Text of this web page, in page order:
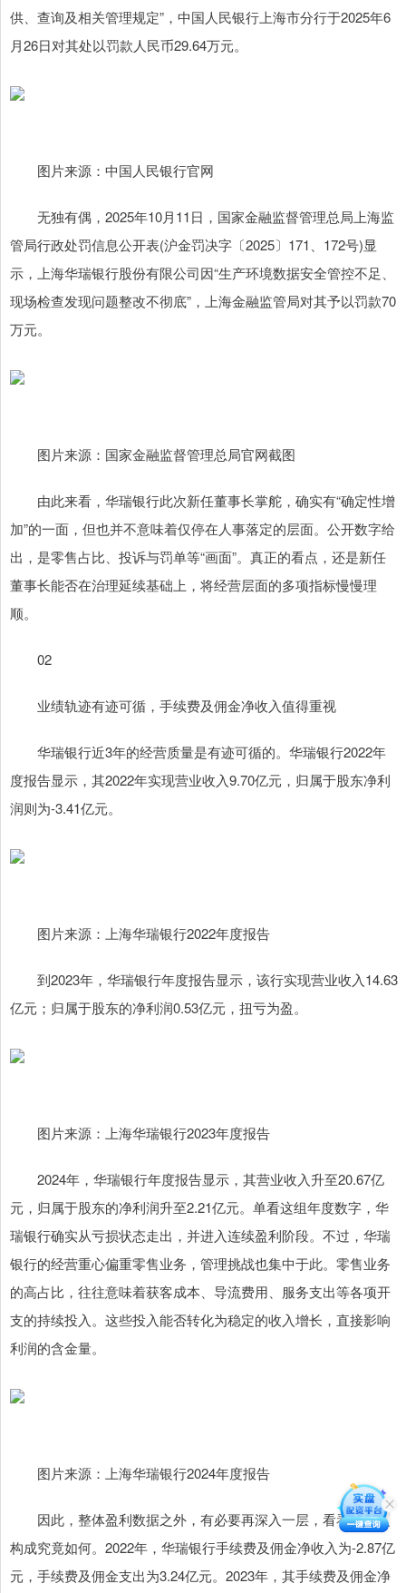
供、查询及相关管理规定”，中国人民银行上海市分行于2025年6
月26日对其处以罚款人民币29.64万元。
图片来源：中国人民银行官网
无独有偶，2025年10月11日，国家金融监督管理总局上海监
管局行政处罚信息公开表(沪金罚决字〔2025〕171、172号)显
示，上海华瑞银行股份有限公司因“生产环境数据安全管控不足、
现场检查发现问题整改不彻底”，上海金融监管局对其予以罚款70
万元。
图片来源：国家金融监督管理总局官网截图
由此来看，华瑞银行此次新任董事长掌舵，确实有“确定性增
加”的一面，但也并不意味着仅停在人事落定的层面。公开数字给
出，是零售占比、投诉与罚单等“画面”。真正的看点，还是新任
董事长能否在治理延续基础上，将经营层面的多项指标慢慢理
顺。
02
业绩轨迹有迹可循，手续费及佣金净收入值得重视
华瑞银行近3年的经营质量是有迹可循的。华瑞银行2022年
度报告显示，其2022年实现营业收入9.70亿元，归属于股东净利
润则为-3.41亿元。
图片来源：上海华瑞银行2022年度报告
到2023年，华瑞银行年度报告显示，该行实现营业收入14.63
亿元；归属于股东的净利润0.53亿元，扭亏为盈。
图片来源：上海华瑞银行2023年度报告
2024年，华瑞银行年度报告显示，其营业收入升至20.67亿
元，归属于股东的净利润升至2.21亿元。单看这组年度数字，华
瑞银行确实从亏损状态走出，并进入连续盈利阶段。不过，华瑞
银行的经营重心偏重零售业务，管理挑战也集中于此。零售业务
的高占比，往往意味着获客成本、导流费用、服务支出等各项开
支的持续投入。这些投入能否转化为稳定的收入增长，直接影响
利润的含金量。
图片来源：上海华瑞银行2024年度报告
因此，整体盈利数据之外，有必要再深入一层，看看其收入
构成究竟如何。2022年，华瑞银行手续费及佣金净收入为-2.87亿
元，手续费及佣金支出为3.24亿元。2023年，其手续费及佣金净